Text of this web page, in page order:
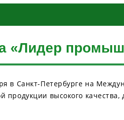
«Лидер
в Санкт-Петербурге на
высокого качества,